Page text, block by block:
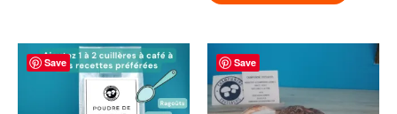
Save Save